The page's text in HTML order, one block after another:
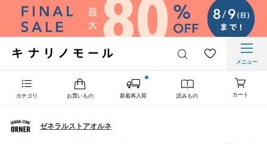
メニュー
カテゴリ お買いもの 新着再入荷 読みもの カート
ゼネラルストアオルネ